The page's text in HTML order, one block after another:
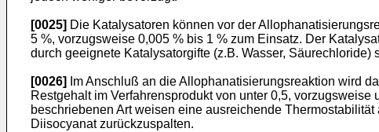
[0025] Die Katalysatoren können vor der
5 %, vorzugsweise 0,005 % bis 1 % zum Einsatz. Der
durch geeignete Katalysatorgifte (z.B. Wasser, Säurechloride)
[0026]
Im Anschluß an die Allophanatisierungsreaktion wird
Restgehalt im Verfahrensprodukt von unter 0,5,
beschriebenen Art weisen eine ausreichende
Diisocyanat zurückzuspalten.